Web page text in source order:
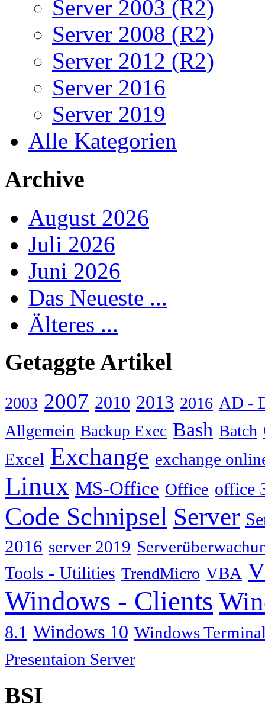
Server 2003 (R2)
Server 2008 (R2)
Server 2012 (R2)
Server 2016
Server 2019
Alle Kategorien
Archive
August 2026
Juli 2026
Juni 2026
Das Neueste ...
Älteres ...
Getaggte Artikel
2003 2007 2010 2013 2016 AD -
Allgemein Backup Exec Bash Batch
Excel Exchange exchange
Linux MS-Office Office office
Code Schnipsel Server
2016 server 2019
Tools - Utilities TrendMicro VBA
Windows - Clients
8.1 Windows 10 Windows
Presentaion Server
BSI